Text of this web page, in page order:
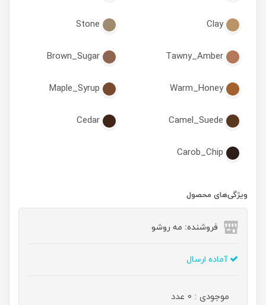
Clay
Stone
Tawny_Amber
Brown_Sugar
Warm_Honey
Maple_Syrup
Camel_Suede
Cedar
Carob_Chip
ویژگی‌های محصول
فروشنده: مه رو‌شو
آماده ارسال
موجودی : 0 عدد